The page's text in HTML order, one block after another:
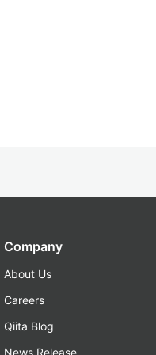
Company
About Us
Careers
Qiita Blog
News Release